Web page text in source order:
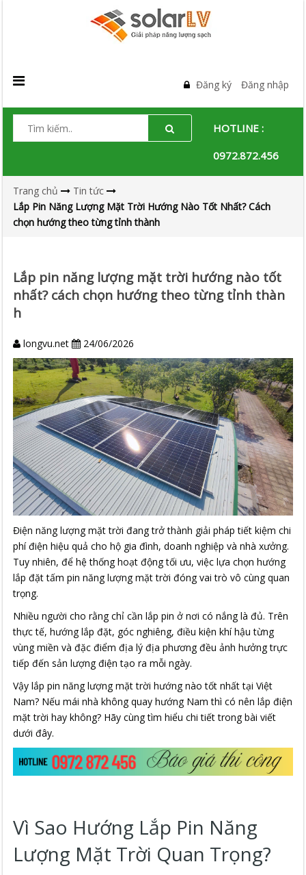
Đăng ký Đăng nhập
HOTLINE :
0972.872.456
Trang chủ
Tin tức
Lắp Pin Năng Lượng Mặt Trời Hướng Nào Tốt Nhất? Cách
chọn hướng theo từng tỉnh thành
Lắp pin năng lượng mặt trời hướng nào tốt
nhất? cách chọn hướng theo từng tỉnh thàn
h
longvu.net 24/06/2026
Điện năng lượng mặt trời đang trở thành giải pháp tiết kiệm chi
phí điện hiệu quả cho hộ gia đình, doanh nghiệp và nhà xưởng.
Tuy nhiên, để hệ thống hoạt động tối ưu, việc lựa chọn hướng
lắp đặt tấm pin năng lượng mặt trời đóng vai trò vô cùng quan
trọng.
Nhiều người cho rằng chỉ cần lắp pin ở nơi có nắng là đủ. Trên
thực tế, hướng lắp đặt, góc nghiêng, điều kiện khí hậu từng
vùng miền và đặc điểm địa lý địa phương đều ảnh hưởng trực
tiếp đến sản lượng điện tạo ra mỗi ngày.
Vậy lắp pin năng lượng mặt trời hướng nào tốt nhất tại Việt
Nam? Nếu mái nhà không quay hướng Nam thì có nên lắp điện
mặt trời hay không? Hãy cùng tìm hiểu chi tiết trong bài viết
dưới đây.
Vì Sao Hướng Lắp Pin Năng
Lượng Mặt Trời Quan Trọng?